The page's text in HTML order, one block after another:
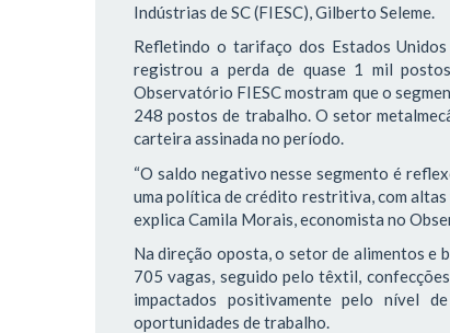
Indústrias de SC (FIESC), Gilberto Seleme.
Refletindo o tarifaço dos Estados
registrou a perda de quase 1 mil
Observatório FIESC mostram que o
248 postos de trabalho. O setor
carteira assinada no período.
“O saldo negativo nesse segmento é
uma política de crédito restritiva, com
explica Camila Morais, economista no
Na direção oposta, o setor de alimentos e
705 vagas, seguido pelo têxtil,
impactados positivamente pelo nível
oportunidades de trabalho.